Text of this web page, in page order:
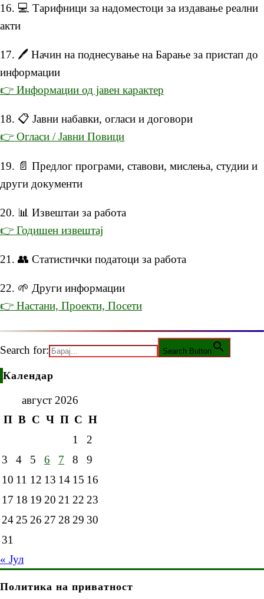
16. 💻 Тарифници за надоместоци за издавање реални
акти
17. 🖊️ Начин на поднесување на Барање за пристап до
информации
👉 Информации од јавен карактер
18. 📋 Јавни набавки, огласи и договори
👉 Огласи / Јавни Повици
19. 📄 Предлог програми, ставови, мислења, студии и
други документи
20. 📊 Извештаи за работа
👉 Годишен извештај
21. 👥 Статистички податоци за работа
22. 🌱 Други информации
👉 Настани, Проекти, Посети
Search for: Search Button
Календар
август 2026
П В С Ч П С Н
1
2
3
4 5 6 7 8
9
10 11 12 13 14 15 16
17 18 19 20 21 22 23
2425 26 27 28 29 30
31
« Јул
Политика на приватност